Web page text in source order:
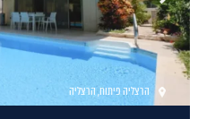
הרצליה פיתוח,הרצליה